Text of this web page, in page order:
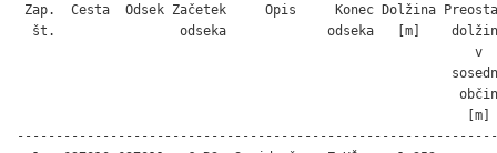
Zap.  Cesta  Odsek Začetek     Opis     Konec Dolžina
št.                odseka             odseka   [m]
                                                           v
                                                          [m]